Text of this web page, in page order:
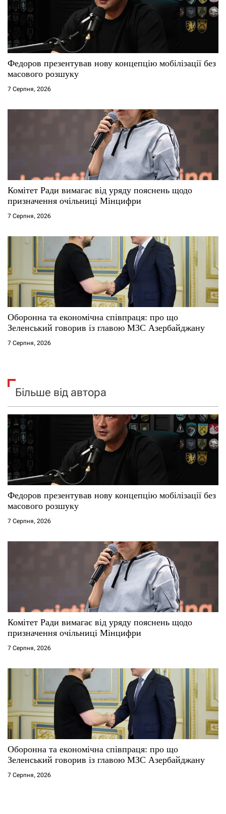
п
с
і
в
Федоров презентував нову концепцію мобілізації без
масового розшуку
7 Серпня, 2026
Комітет Ради вимагає від уряду пояснень щодо
призначення очільниці Мінцифри
7 Серпня, 2026
Оборонна та економічна співпраця: про що
Зеленський говорив із главою МЗС Азербайджану
7 Серпня, 2026
Більше від автора
Федоров презентував нову концепцію мобілізації без
масового розшуку
7 Серпня, 2026
Комітет Ради вимагає від уряду пояснень щодо
призначення очільниці Мінцифри
7 Серпня, 2026
Оборонна та економічна співпраця: про що
Зеленський говорив із главою МЗС Азербайджану
7 Серпня, 2026